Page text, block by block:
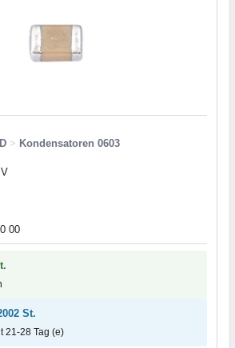
> Kondensatoren 0603
00
St.
21-28 Tag (e)